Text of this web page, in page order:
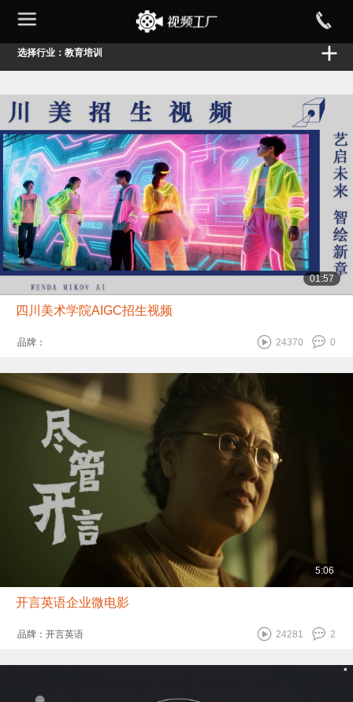
选择行业：教育培训
01:57
四川美术学院AIGC招生视频
品牌： 0
24370
5:06
开言英语企业微电影
品牌：开言英语 2
24281